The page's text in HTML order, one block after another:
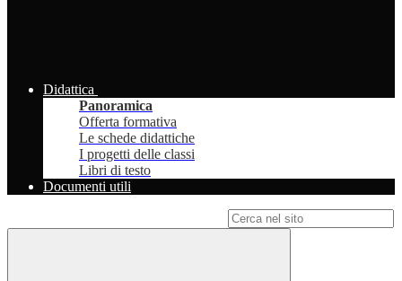
Didattica
Panoramica
Offerta formativa
Le schede didattiche
I progetti delle classi
Libri di testo
Documenti utili